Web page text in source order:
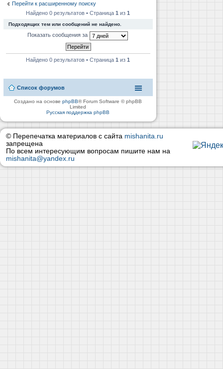
Перейти к расширенному поиску
Найдено 0 результатов • Страница1 из1
Подходящих тем или сообщений не найдено.
Показать сообщения за
Найдено 0 результатов • Страница1 из1
Список форумов
Создано на основеphpBB® Forum Software © phpBB
Limited
Русская поддержка phpBB
© Перепечатка материалов с сайта mishanita.ru
запрещена
По всем интересующим вопросам пишите нам на
mishanita@yandex.ru